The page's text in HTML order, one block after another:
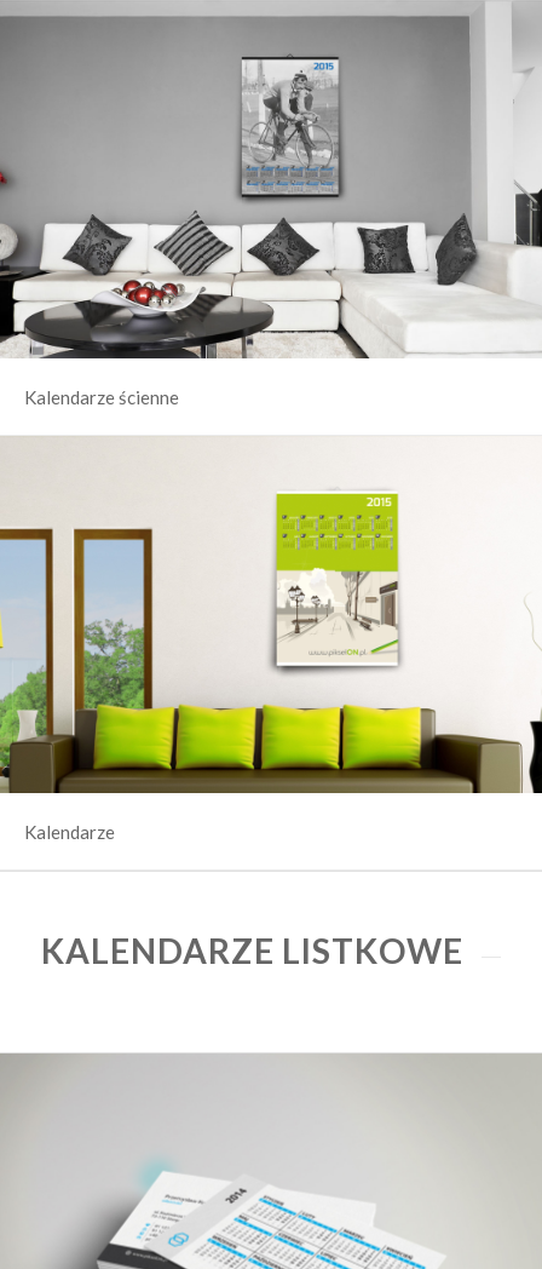
Kalendarze ścienne
Kalendarze
KALENDARZE LISTKOWE